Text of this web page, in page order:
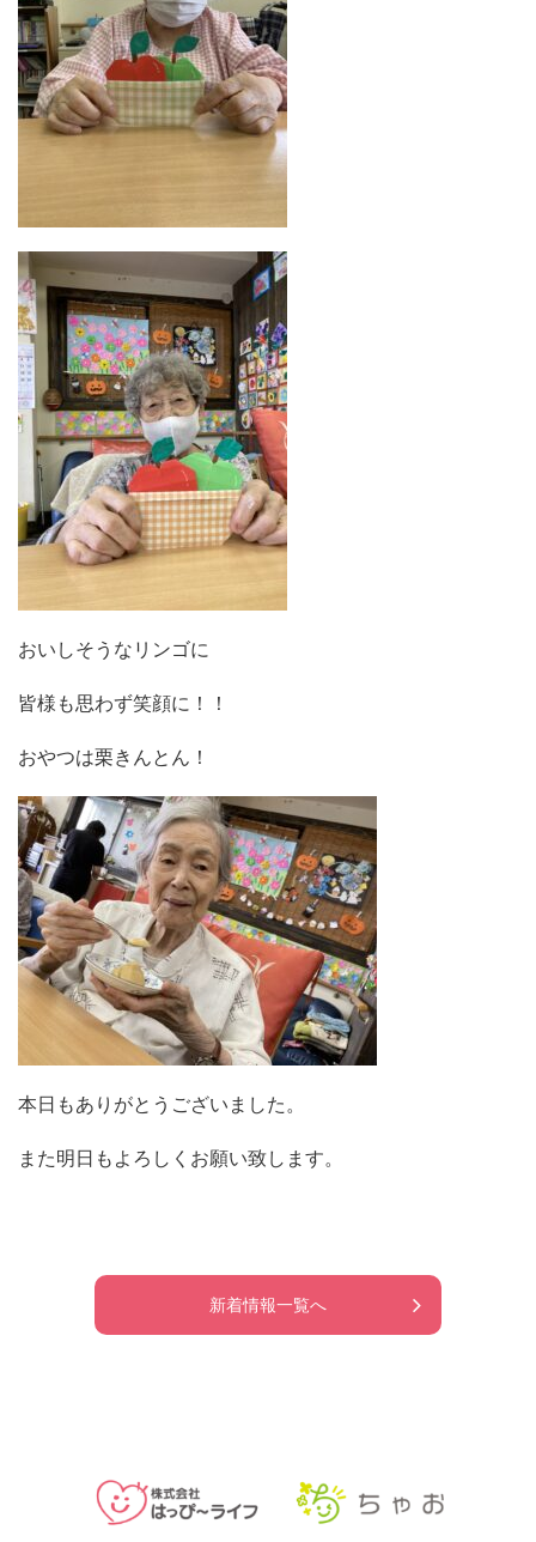
おいしそうなリンゴに
皆様も思わず笑顔に！！
おやつは栗きんとん！
本日もありがとうございました。
また明日もよろしくお願い致します。
新着情報一覧へ